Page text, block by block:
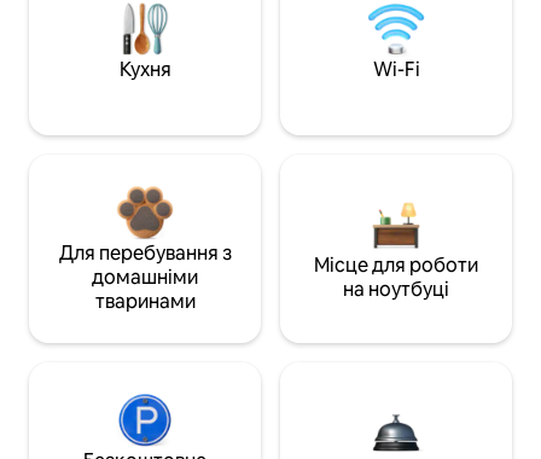
Кухня Wi-Fi
Для перебування з
домашніми
тваринами
Місце для роботи
на ноутбуці